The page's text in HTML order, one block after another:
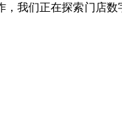
我们正在探索门店数